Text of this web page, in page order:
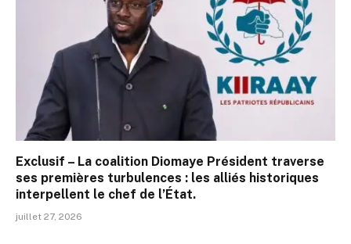
Exclusif – La coalition Diomaye Président traverse
ses premières turbulences : les alliés historiques
interpellent le chef de l’État.
juillet 27, 2026